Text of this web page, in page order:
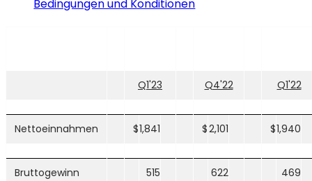
Bedingungen und Konditionen
Q1'23 Q4'22 Q1'22
Nettoeinnahmen $1,841 $2,101 $1,940
Bruttogewinn 515 622 469